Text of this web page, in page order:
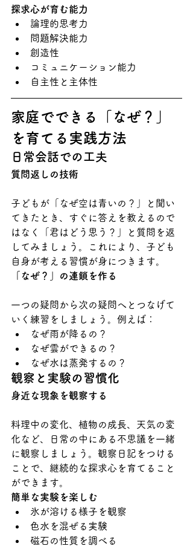
探求心が育む能力
論理的思考力
問題解決能力
創造性
コミュニケーション能力
自主性と主体性
家庭でできる「なぜ？」
を育てる実践方法
日常会話での工夫
質問返しの技術
子どもが「なぜ空は青いの？」と聞い
てきたとき、すぐに答えを教えるので
はなく「君はどう思う？」と質問を返
してみましょう。これにより、子ども
自身が考える習慣が身につきます。
「なぜ？」の連鎖を作る
一つの疑問から次の疑問へとつなげて
いく練習をしましょう。例えば：
なぜ雨が降るの？
なぜ雲ができるの？
なぜ水は蒸発するの？
観察と実験の習慣化
身近な現象を観察する
料理中の変化、植物の成長、天気の変
化など、日常の中にある不思議を一緒
に観察しましょう。観察日記をつける
ことで、継続的な探求心を育てること
ができます。
簡単な実験を楽しむ
氷が溶ける様子を観察
色水を混ぜる実験
磁石の性質を調べる